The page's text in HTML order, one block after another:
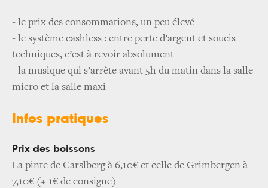
- le prix des consommations, un peu élevé
- le système cashless : entre perte d’argent et soucis
techniques, c’est à revoir absolument
- la musique qui s’arrête avant 5h du matin dans la salle
micro et la salle maxi
Infos pratiques
Prix des boissons
La pinte de Carslberg à 6,10€ et celle de Grimbergen à
7,10€ (+ 1€ de consigne)